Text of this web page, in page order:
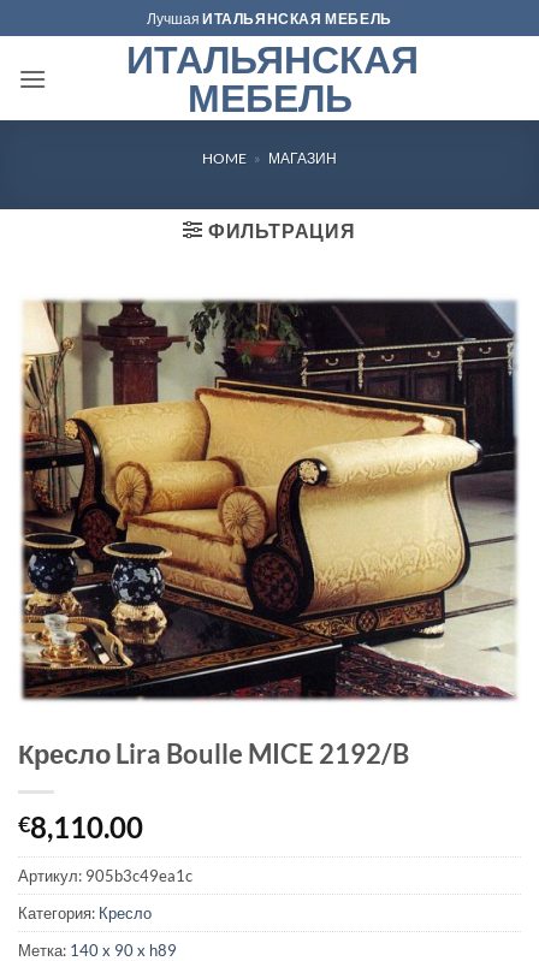
to
content
ЛучшаяИТАЛЬЯНСКАЯ МЕБЕЛЬ
ИТАЛЬЯНСКАЯ
МЕБЕЛЬ
HOME » МАГАЗИН
ФИЛЬТРАЦИЯ
Кресло Lira Boulle MICE 2192/B
€8,110.00
Артикул: 905b3c49ea1c
Категория: Кресло
Метка: 140 x 90 x h89